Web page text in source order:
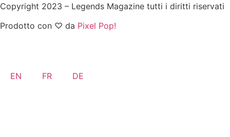
Copyright 2023 – Legends Magazine tutti i diritti riservati
Prodotto con ♡ da Pixel Pop!
EN FR DE